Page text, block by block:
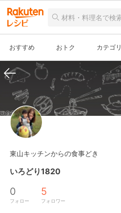
おすすめ おトク カテゴリ
東山キッチンからの食事どき
いろどり1820
0
フォロー
5
フォロワー